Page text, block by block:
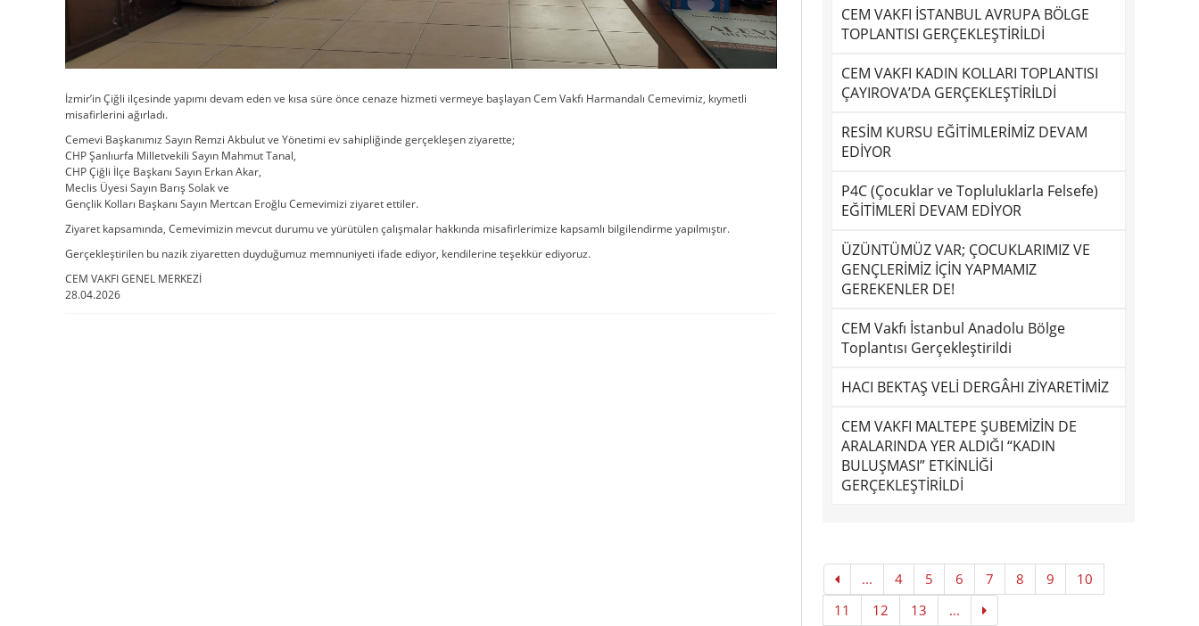
İzmir’in Çiğli ilçesinde yapımı devam eden ve kısa süre önce cenaze hizmeti vermeye başlayan Cem Vakfı Harmandalı Cemevimiz, kıymetli
misafirlerini ağırladı.
Cemevi Başkanımız Sayın Remzi Akbulut ve Yönetimi ev sahipliğinde gerçekleşen ziyarette;
CHP Şanlıurfa Milletvekili Sayın Mahmut Tanal,
CHP Çiğli İlçe Başkanı Sayın Erkan Akar,
Meclis Üyesi Sayın Barış Solak ve
Gençlik Kolları Başkanı Sayın Mertcan Eroğlu Cemevimizi ziyaret ettiler.
Ziyaret kapsamında, Cemevimizin mevcut durumu ve yürütülen çalışmalar hakkında misafirlerimize kapsamlı bilgilendirme yapılmıştır.
Gerçekleştirilen bu nazik ziyaretten duyduğumuz memnuniyeti ifade ediyor, kendilerine teşekkür ediyoruz.
CEM VAKFI GENEL MERKEZİ
28.04.2026
CEM VAKFI İSTANBUL AVRUPA BÖLGE
TOPLANTISI GERÇEKLEŞTİRİLDİ
CEM VAKFI KADIN KOLLARI TOPLANTISI
ÇAYIROVA’DA GERÇEKLEŞTİRİLDİ
RESİM KURSU EĞİTİMLERİMİZ DEVAM
EDİYOR
P4C (Çocuklar ve Topluluklarla Felsefe)
EĞİTİMLERİ DEVAM EDİYOR
ÜZÜNTÜMÜZ VAR; ÇOCUKLARIMIZ VE
GENÇLERİMİZ İÇİN YAPMAMIZ
GEREKENLER DE!
CEM Vakfı İstanbul Anadolu Bölge
Toplantısı Gerçekleştirildi
HACI BEKTAŞ VELİ DERGÂHI ZİYARETİMİZ
CEM VAKFI MALTEPE ŞUBEMİZİN DE
ARALARINDA YER ALDIĞI “KADIN
BULUŞMASI” ETKİNLİĞİ
GERÇEKLEŞTİRİLDİ
... 4 5 6 7 8 9
10
11
12 13 ...